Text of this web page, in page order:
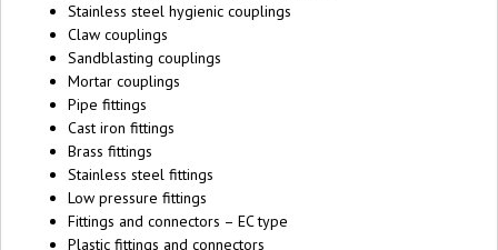
Stainless steel hygienic couplings
Claw couplings
Sandblasting couplings
Mortar couplings
Pipe fittings
Cast iron fittings
Brass fittings
Stainless steel fittings
Low pressure fittings
Fittings and connectors – EC type
Plastic fittings and connectors